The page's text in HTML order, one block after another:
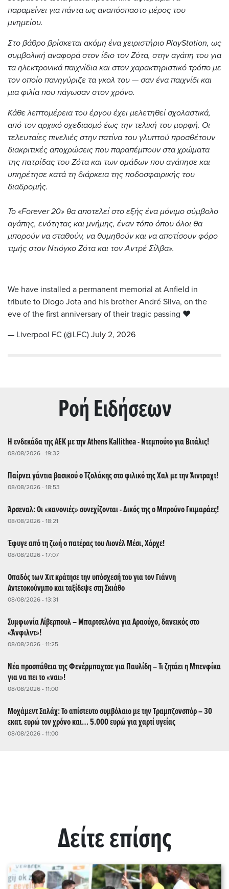
παραμείνει για πάντα ως αναπόσπαστο μέρος του
μνημείου.
Στο βάθρο βρίσκεται ακόμη ένα χειριστήριο PlayStation, ως
συμβολική αναφορά στον ίδιο τον Ζότα, στην αγάπη του για
τα ηλεκτρονικά παιχνίδια και στον χαρακτηριστικό τρόπο με
τον οποίο πανηγύριζε τα γκολ του — σαν ένα παιχνίδι και
μια φιλία που πάγωσαν στον χρόνο.
Κάθε λεπτομέρεια του έργου έχει μελετηθεί σχολαστικά,
από τον αρχικό σχεδιασμό έως την τελική του μορφή. Οι
τελευταίες πινελιές στην πατίνα του γλυπτού προσθέτουν
διακριτικές αποχρώσεις που παραπέμπουν στα χρώματα
της πατρίδας του Ζότα και των ομάδων που αγάπησε και
υπηρέτησε κατά τη διάρκεια της ποδοσφαιρικής του
διαδρομής.
Το «Forever 20» θα αποτελεί στο εξής ένα μόνιμο σύμβολο
αγάπης, ενότητας και μνήμης, έναν τόπο όπου όλοι θα
μπορούν να σταθούν, να θυμηθούν και να αποτίσουν φόρο
τιμής στον Ντιόγκο Ζότα και τον Αντρέ Σίλβα».
We have installed a permanent memorial at Anfield in
tribute to Diogo Jota and his brother André Silva, on the
eve of the first anniversary of their tragic passing ❤️
— Liverpool FC (@LFC) July 2, 2026
Ρoή Ειδήσεων
Η ενδεκάδα της ΑΕΚ με την Athens Kallithea - Ντεμπούτο για Βιτάλις!
08/08/2026 - 19:32
Παίρνει γάντια βασικού ο Τζολάκης στο φιλικό της Χαλ με την Άιντραχτ!
08/08/2026 - 18:53
Άρσεναλ: Οι «κανονιές» συνεχίζονται - Δικός της ο Μπρούνο Γκιμαράες!
08/08/2026 - 18:21
Έφυγε από τη ζωή ο πατέρας του Λιονέλ Μέσι, Χόρχε!
08/08/2026 - 17:07
Οπαδός των Χιτ κράτησε την υπόσχεσή του για τον Γιάννη
Αντετοκούνμπο και ταξίδεψε στη Σκιάθο
08/08/2026 - 13:31
Συμφωνία Λίβερπουλ – Μπαρτσελόνα για Αραούχο, δανεικός στο
«Άνφιλντ»!
08/08/2026 - 11:25
Νέα προσπάθεια της Φενέρμπαχτσε για Παυλίδη – Τι ζητάει η Μπενφίκα
για να πει το «ναι»!
08/08/2026 - 11:00
Μοχάμεντ Σαλάχ: Το απίστευτο συμβόλαιο με την Τραμπζονσπόρ – 30
εκατ. ευρώ τον χρόνο και… 5.000 ευρώ για χαρτί υγείας
08/08/2026 - 11:00
Δείτε επίσης